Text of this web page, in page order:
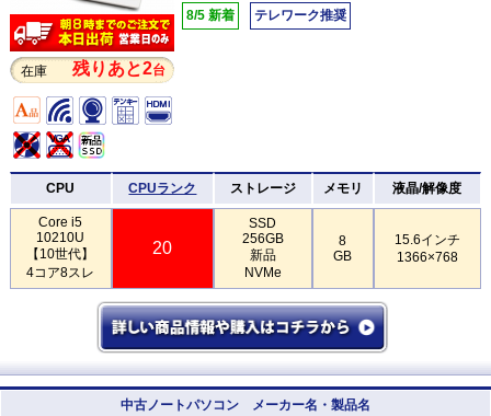
在庫 残りあと2台
8/5 新着 テレワーク推奨
CPU CPUランク ストレージ メモリ 液晶/解像度
Core i5
10210U
【10世代】
4コア8スレ
20
SSD
256GB
新品
NVMe
8
GB
15.6インチ
1366×768
中古ノートパソコン メーカー名・製品名